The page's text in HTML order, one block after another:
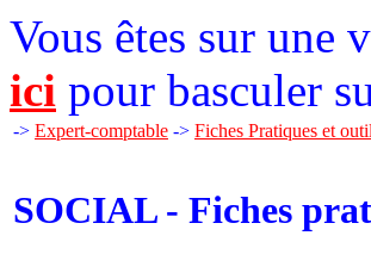
Vous êtes sur une
ici pour basculer
-> Expert-comptable -> Fiches Pratiques et
SOCIAL - Fiches